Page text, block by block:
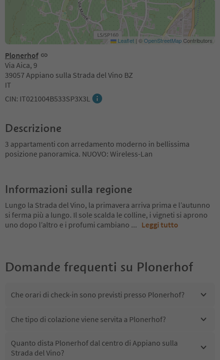
Plonerhof
Via Aica, 9
39057 Appiano sulla Strada del Vino BZ
IT
CIN: IT021004B533SP3X3L
Leaflet | ©OpenStreetMapContributors
Descrizione
3 appartamenti con arredamento moderno in bellissima
posizione panoramica. NUOVO: Wireless-Lan
Informazioni sulla regione
Lungo la Strada del Vino, la primavera arriva prima e l’autunno
si ferma più a lungo. Il sole scalda le colline, i vigneti si aprono
uno dopo l’altro e i profumi cambiano ... Leggi tutto
Domande frequenti su Plonerhof
Che orari di check-in sono previsti presso Plonerhof?
Che tipo di colazione viene servita a Plonerhof?
Quanto dista Plonerhof dal centro di Appiano sulla
Strada del Vino?